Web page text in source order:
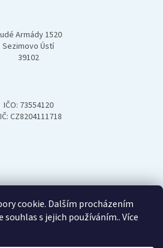
cookie. Dalším procházením
s jejich používáním.. Více
Armády 1520
Sezimovo Ústí
39102
IČO: 73554120
CZ8204111718